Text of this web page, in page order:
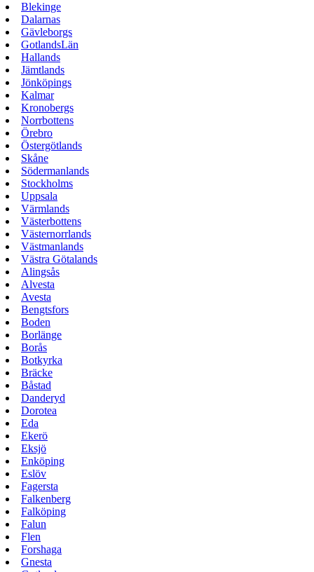
Blekinge
Dalarnas
Gävleborgs
GotlandsLän
Hallands
Jämtlands
Jönköpings
Kalmar
Kronobergs
Norrbottens
Örebro
Östergötlands
Skåne
Södermanlands
Stockholms
Uppsala
Värmlands
Västerbottens
Västernorrlands
Västmanlands
Västra Götalands
Alingsås
Alvesta
Avesta
Bengtsfors
Boden
Borlänge
Borås
Botkyrka
Bräcke
Båstad
Danderyd
Dorotea
Eda
Ekerö
Eksjö
Enköping
Eslöv
Fagersta
Falkenberg
Falköping
Falun
Flen
Forshaga
Gnesta